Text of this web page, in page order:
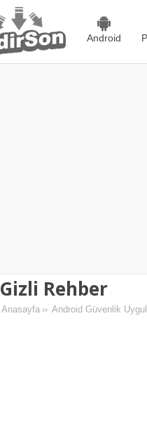
Android
Gizli Rehber
Anasayfa ›› Android Güvenlik